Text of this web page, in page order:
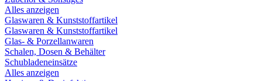
Alles anzeigen
Glaswaren & Kunststoffartikel
Glaswaren & Kunststoffartikel
Glas- & Porzellanwaren
Schalen, Dosen & Behälter
Schubladeneinsätze
Alles anzeigen